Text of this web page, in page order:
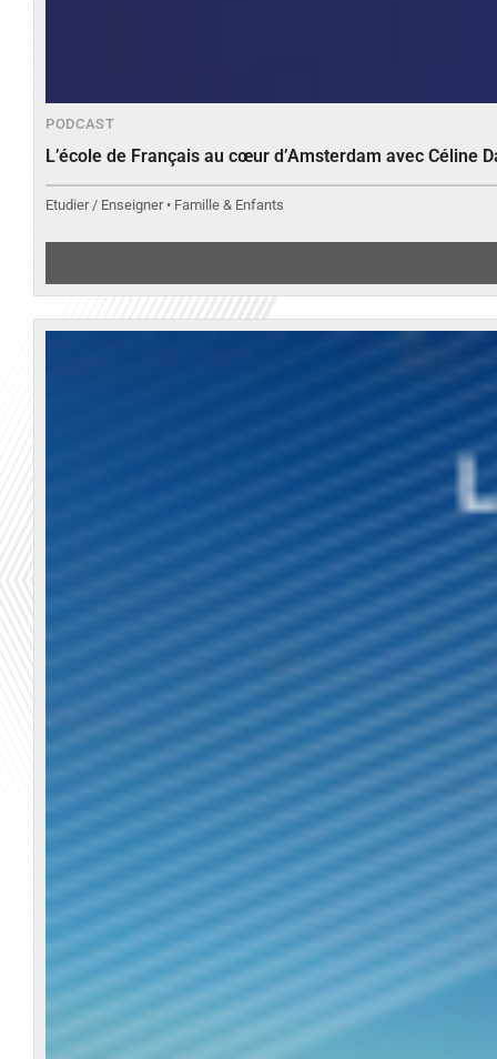
PODCAST
L’école de Français au cœur d’Amsterdam avec Céline
Etudier / Enseigner • Famille & Enfants